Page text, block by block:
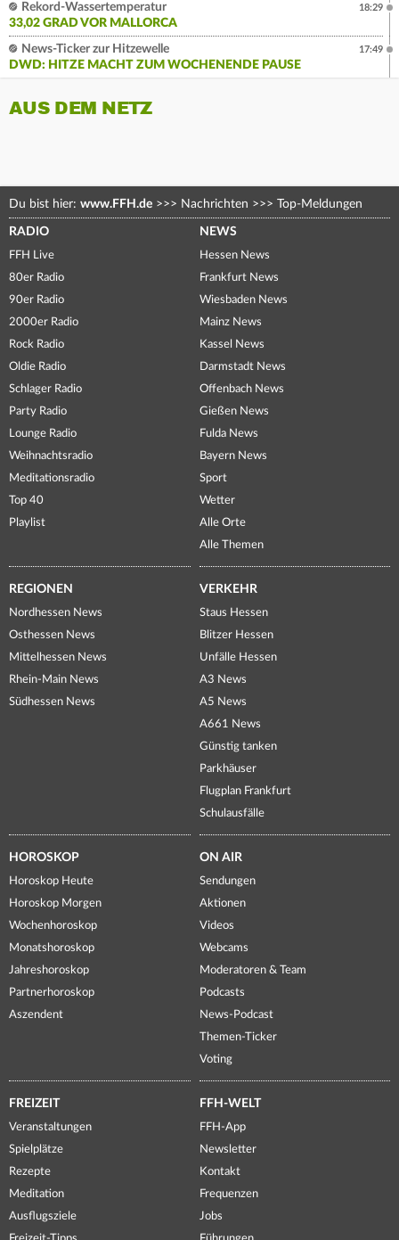
Rekord-Wassertemperatur
33,02 GRAD VOR MALLORCA
18:29
News-Ticker zur Hitzewelle
DWD: HITZE MACHT ZUM WOCHENENDE PAUSE
17:49
AUS DEM NETZ
Du bist hier: www.FFH.de >>> Nachrichten >>> Top-Meldungen
RADIO
FFH Live
80er Radio
90er Radio
2000er Radio
Rock Radio
Oldie Radio
Schlager Radio
Party Radio
Lounge Radio
Weihnachtsradio
Meditationsradio
Top 40
Playlist
NEWS
Hessen News
Frankfurt News
Wiesbaden News
Mainz News
Kassel News
Darmstadt News
Offenbach News
Gießen News
Fulda News
Bayern News
Sport
Wetter
Alle Orte
Alle Themen
REGIONEN
Nordhessen News
Osthessen News
Mittelhessen News
Rhein-Main News
Südhessen News
VERKEHR
Staus Hessen
Blitzer Hessen
Unfälle Hessen
A3 News
A5 News
A661 News
Günstig tanken
Parkhäuser
Flugplan Frankfurt
Schulausfälle
HOROSKOP
Horoskop Heute
Horoskop Morgen
Wochenhoroskop
Monatshoroskop
Jahreshoroskop
Partnerhoroskop
Aszendent
ON AIR
Sendungen
Aktionen
Videos
Webcams
Moderatoren & Team
Podcasts
News-Podcast
Themen-Ticker
Voting
FREIZEIT
Veranstaltungen
Spielplätze
Rezepte
Meditation
Ausflugsziele
FFH-WELT
FFH-App
Newsletter
Kontakt
Frequenzen
Jobs